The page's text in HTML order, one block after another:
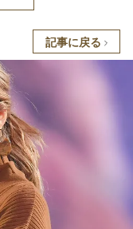
記事に戻る